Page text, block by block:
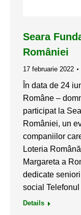
Seara
României
17 februarie 2022
În data de 24
Române –
participat la
României, un
companiilor
Loteria
Margareta a
dedicate
social
Details